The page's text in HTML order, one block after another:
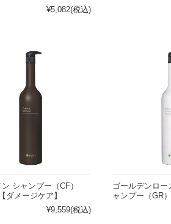
まらない
¥5,082(税込)
シャンプー（CF）
ダメージケア】
¥9,559(税込)
ゴールデンロー
ャンプー（GR